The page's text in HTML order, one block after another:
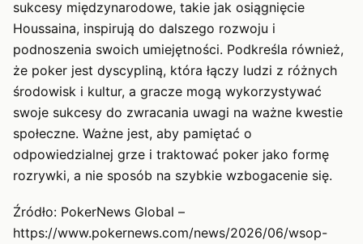
sukcesy międzynarodowe, takie jak osiągnięcie
Houssaina, inspirują do dalszego rozwoju i
podnoszenia swoich umiejętności. Podkreśla również,
że poker jest dyscypliną, która łączy ludzi z różnych
środowisk i kultur, a gracze mogą wykorzystywać
swoje sukcesy do zwracania uwagi na ważne kwestie
społeczne. Ważne jest, aby pamiętać o
odpowiedzialnej grze i traktować poker jako formę
rozrywki, a nie sposób na szybkie wzbogacenie się.
Źródło: PokerNews Global –
https://www.pokernews.com/news/2026/06/wsop-